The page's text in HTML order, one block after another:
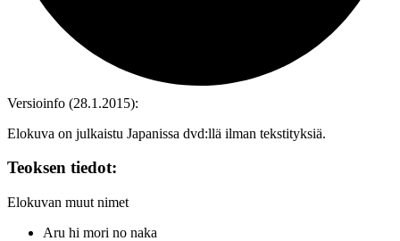
Versioinfo (28.1.2015):
Elokuva on julkaistu Japanissa dvd:llä ilman tekstityksiä.
Teoksen tiedot:
Elokuvan muut nimet
Aru hi mori no naka